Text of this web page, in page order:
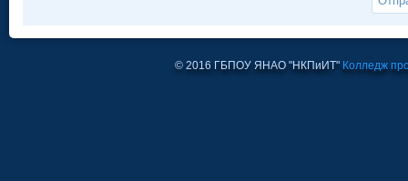
© 2016 ГБПОУ ЯНАО "НКПиИТ" Колледж